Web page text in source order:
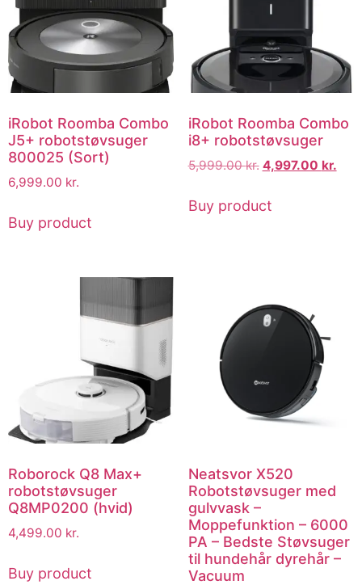
iRobot Roomba Combo
J5+ robotstøvsuger
800025 (Sort)
6,999.00 kr.
Buy product
iRobot Roomba Combo
i8+ robotstøvsuger
5,999.00kr. 4,997.00 kr.
Buy product
Roborock Q8 Max+
robotstøvsuger
Q8MP0200 (hvid)
4,499.00 kr.
Buy product
Neatsvor X520
Robotstøvsuger med
gulvvask –
Moppefunktion – 6000
PA – Bedste Støvsuger
til hundehår dyrehår –
Vacuum